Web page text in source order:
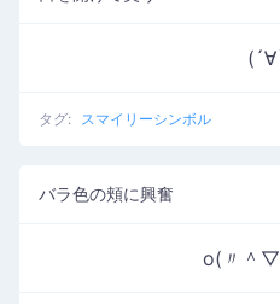
タグ: スマイリーシンボル
バラ色の頬に興奮
o(〃＾